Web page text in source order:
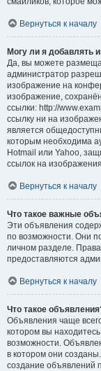
Вернуться к началу
Могу ли я добавлять
Да, вы можете
администратор
изображение на
изображение,
ссылки: http://
ссылку ни на
является
которым необходима
Hotmail или Yahoo,
ссылок на
Вернуться к началу
Что такое важные
Эти объявления
по возможности. Они
личном разделе.
предоставляются
Вернуться к началу
Что такое
Объявления чаще
котором вы
возможности.
в котором они
создание объявлений